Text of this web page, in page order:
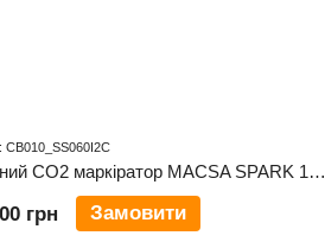
CB010_SS060I2C
Лазерний CO2 маркіратор MACSA SPARK 10W SE — для органічних матеріалів (60х60 мм)
грн Замовити